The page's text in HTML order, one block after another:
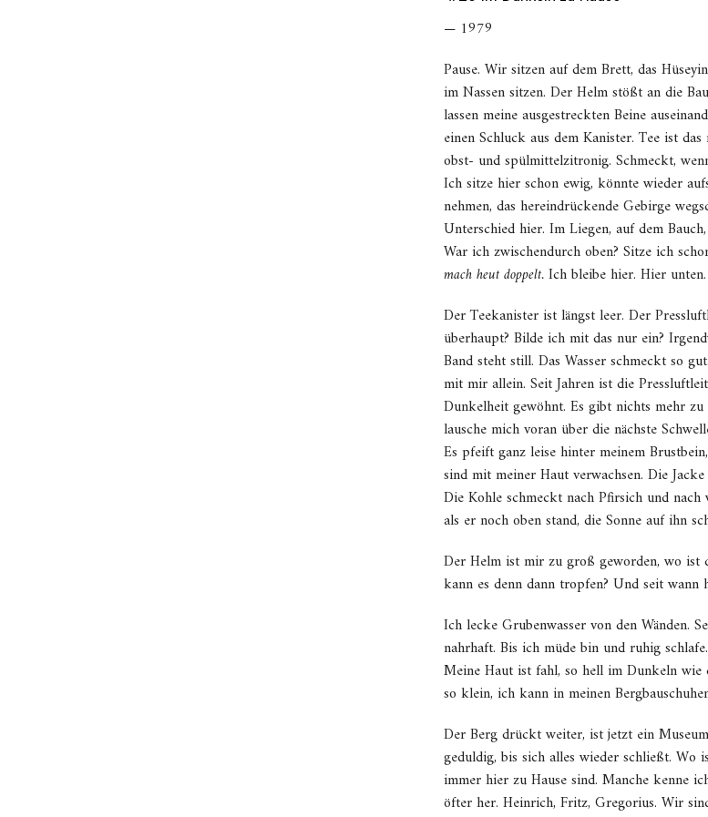
— 1979
Pause. Wir sitzen auf dem Brett, das
im Nassen sitzen. Der Helm stößt an die
lassen meine ausgestreckten Beine
einen Schluck aus dem Kanister. Tee ist
obst- und spülmittelzitronig. Schmeckt,
Ich sitze hier schon ewig, könnte wieder
nehmen, das hereindrückende Gebirge
Unterschied hier. Im Liegen, auf dem
War ich zwischendurch oben? Sitze ich
mach heut doppelt.Ich bleibe hier. Hier
Der Teekanister ist längst leer. Der
überhaupt? Bilde ich mit das nur ein?
Band steht still. Das Wasser schmeckt so
mit mir allein. Seit Jahren ist die
Dunkelheit gewöhnt. Es gibt nichts mehr zu
lausche mich voran über die nächste
Es pfeift ganz leise hinter meinem
sind mit meiner Haut verwachsen. Die
Die Kohle schmeckt nach Pfirsich und nach
als er noch oben stand, die Sonne auf ihn
Der Helm ist mir zu groß geworden, wo
kann es denn dann tropfen? Und seit wann
Ich lecke Grubenwasser von den Wänden.
nahrhaft. Bis ich müde bin und ruhig
Meine Haut ist fahl, so hell im Dunkeln
so klein, ich kann in meinen
Der Berg drückt weiter, ist jetzt ein
geduldig, bis sich alles wieder schließt. Wo
immer hier zu Hause sind. Manche kenne
öfter her. Heinrich, Fritz, Gregorius. Wir